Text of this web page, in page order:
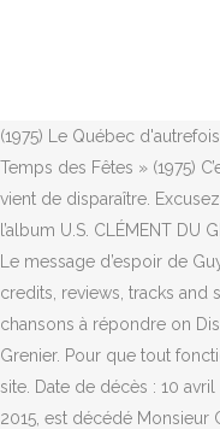
(1975) Le Québec
Temps des Fêtes » (1975)
vient de disparaître.
l’album U.S. CLÉMENT DU
Le message d’espoir de
credits, reviews, tracks and
chansons à répondre on
Grenier. Pour que tout
site. Date de décès : 10
2015, est décédé Monsieur